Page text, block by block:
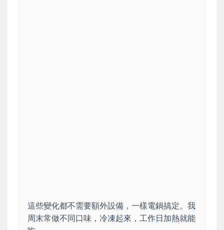
這些變化都不需要額外設備，一樣電鍋搞定。我
周末常做不同口味，冷凍起來，工作日加熱就能